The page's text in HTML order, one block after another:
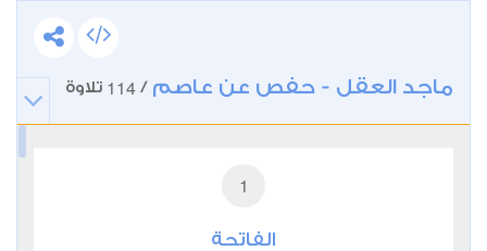
ماجد العقل - حفص عن عاصم /
114 تلاوة
1
الفاتحة